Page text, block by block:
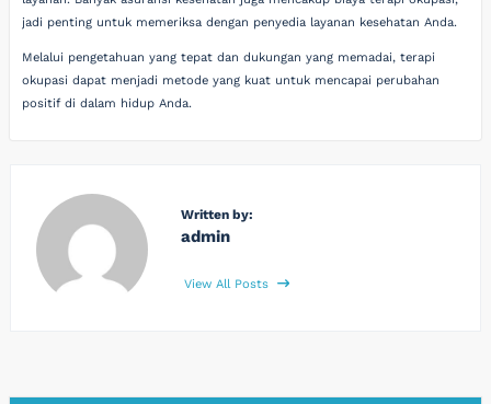
jadi penting untuk memeriksa dengan penyedia layanan kesehatan Anda.
Melalui pengetahuan yang tepat dan dukungan yang memadai, terapi
okupasi dapat menjadi metode yang kuat untuk mencapai perubahan
positif di dalam hidup Anda.
Written by:
admin
View All Posts